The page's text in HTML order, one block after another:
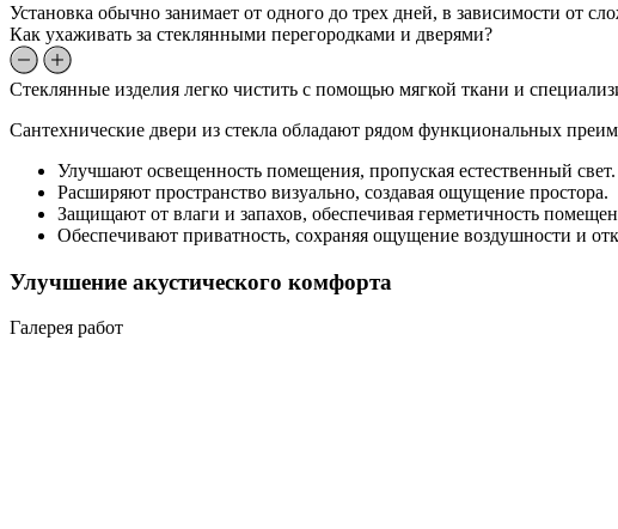
Установка обычно занимает от одного до трех дней, в зависимости от
Как ухаживать за стеклянными перегородками и дверями?
Стеклянные изделия легко чистить с помощью мягкой ткани и
Сантехнические двери из стекла обладают рядом функциональных
Улучшают освещенность помещения, пропуская естественный свет.
Расширяют пространство визуально, создавая ощущение простора.
Защищают от влаги и запахов, обеспечивая герметичность
Обеспечивают приватность, сохраняя ощущение воздушности и
Улучшение акустического комфорта
Галерея работ